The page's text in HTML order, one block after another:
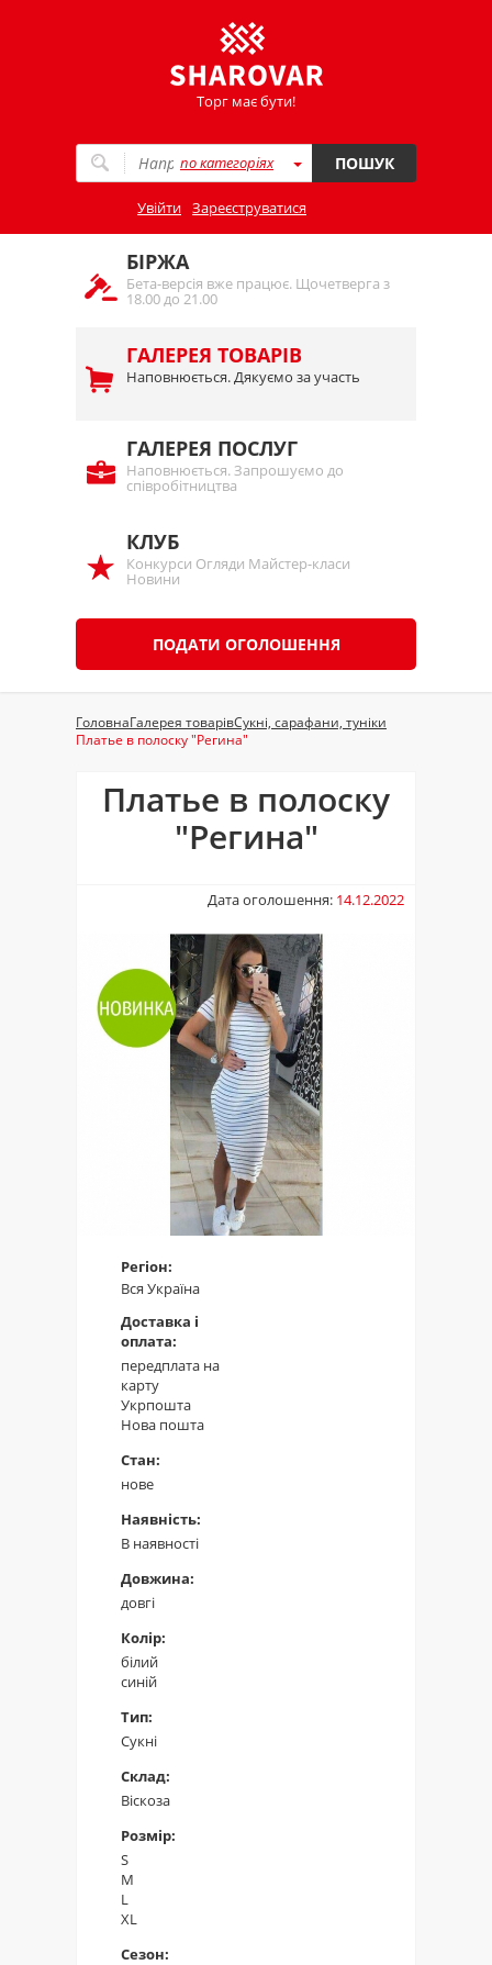
Торг має бути!
по категоріях ПОШУК
Увійти Зареєструватися
БІРЖА
Бета-версія вже працює. Щочетверга з
18.00 до 21.00
ГАЛЕРЕЯ ТОВАРІВ
Наповнюється. Дякуємо за участь
ГАЛЕРЕЯ ПОСЛУГ
Наповнюється. Запрошуємо до
співробітництва
КЛУБ
Конкурси Огляди Майстер-класи
Новини
ПОДАТИ ОГОЛОШЕННЯ
ГоловнаГалерея товарівСукні, сарафани, туніки
Платье в полоску "Регина"
Платье в полоску
"Регина"
Дата оголошення: 14.12.2022
Регіон:
Вся Україна
Доставка і
оплата:
передплата на
карту
Укрпошта
Нова пошта
Стан:
нове
Наявність:
В наявності
Довжина:
довгі
Колір:
білий
синій
Тип:
Сукні
Склад:
Віскоза
Розмір:
S
M
L
XL
Сезон: